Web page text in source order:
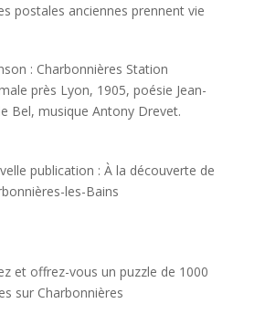
postales anciennes prennent vie
: Charbonnières Station
près Lyon, 1905, poésie Jean-
Bel, musique Antony Drevet.
publication : À la découverte de
les-Bains
et offrez-vous un puzzle de 1000
sur Charbonnières